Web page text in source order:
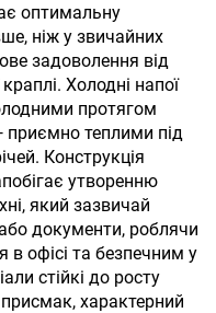
оптимальну
ніж у звичайних
задоволення від
Холодні напої
протягом
приємно теплими під
Конструкція
утворенню
який зазвичай
документи, роблячи
офісі та безпечним у
стійкі до росту
характерний